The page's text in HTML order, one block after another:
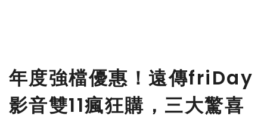
年度強檔優惠！遠傳friDay
影音雙11瘋狂購，三大驚喜